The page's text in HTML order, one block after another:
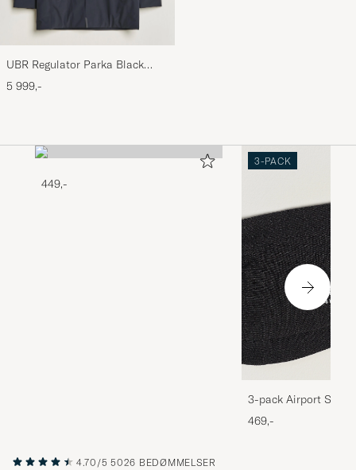
UBR Regulator Parka Black
Storm
5 999,-
449,-
3-PACK
3-pack Airport
Melange
469,-
4.70/5 5026 BEDØMMELSER